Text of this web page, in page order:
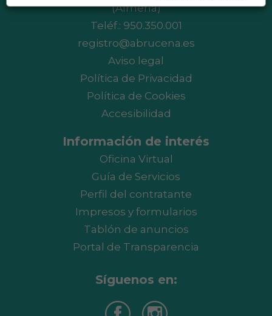
(Almería)
Teléf.: 950.350.001
registro@abrucena.es
Aviso legal
Política de Privacidad
Política de Cookies
Accesibilidad
Información de interés
Oficina Virtual
Guía de Servicios
Perfil del contratante
Impresos y formularios
Tablón de anuncios
Portal de Transparencia
Síguenos en: